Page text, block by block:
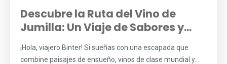
Descubre la Ruta del Vino de
Jumilla: Un Viaje de Sabores y...
¡Hola, viajero Binter! Si sueñas con una escapada que
combine paisajes de ensueño, vinos de clase mundial y...